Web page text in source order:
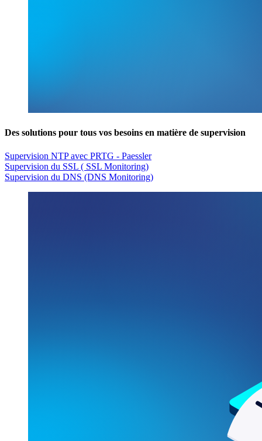
Des solutions pour tous vos besoins en matière de supervision
Supervision NTP avec PRTG - Paessler
Supervision du SSL ( SSL Monitoring)
Supervision du DNS (DNS Monitoring)